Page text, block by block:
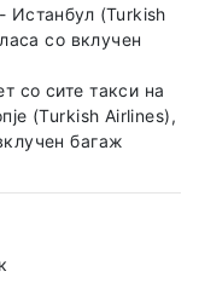
Истанбул (Turkish
со вклучен
со сите такси на
(Turkish Airlines),
багаж